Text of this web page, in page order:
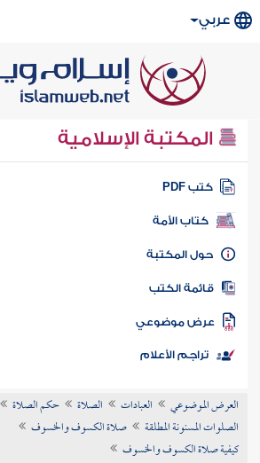
عربي
المكتبة الإسلامية
كتب PDF
كتاب الأمة
المكتبة
الكتب
موضوعي
تراجم الأعلام
العرض الموضوعي العبادات الصلاة حكم الصلاة
الصلوات المسنونة المطلقة
صلاة الكسوف والخسوف
كيفية صلاة الكسوف والخسوف